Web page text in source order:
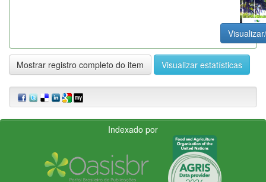
Mostrar registro completo do item Visualizar estatísticas
Indexado por